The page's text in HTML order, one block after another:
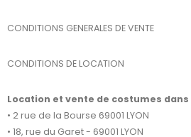
CONDITIONS GENERALES DE VENTE
CONDITIONS DE LOCATION
Location et vente de costumes
• 2 rue de la Bourse 69001 LYON
• 18, rue du Garet - 69001 LYON